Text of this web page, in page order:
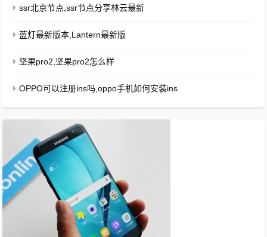
ssr北京节点,ssr节点分享林云最新
蓝灯最新版本,Lantern最新版
坚果pro2,坚果pro2怎么样
OPPO可以注册ins吗,oppo手机如何安装ins